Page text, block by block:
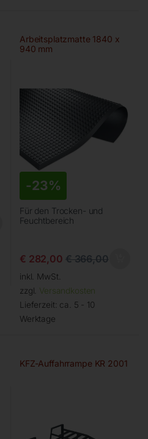
Arbeitsplatzmatte 1840 x
940 mm
-23%
Für den Trocken- und
Feuchtbereich
€ 282,00 €366,00
inkl. MwSt.
zzgl. Versandkosten
Lieferzeit: ca. 5 - 10
Werktage
KFZ-Auffahrrampe KR 2001